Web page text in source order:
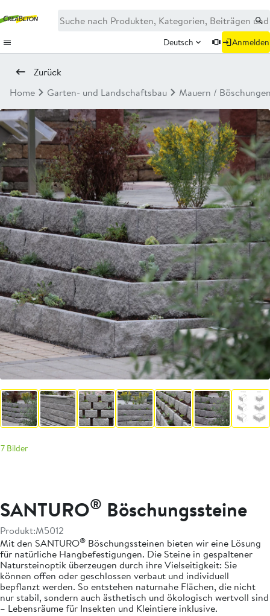
Deutsch Anmelden
Zurück
Home
Garten- und Landschaftsbau Mauern /
Neu
7 Bilder
SANTURO® Böschungssteine
Produkt:M5012
Mit den SANTURO® Böschungssteinen bieten wir eine Lösung
für natürliche Hangbefestigungen. Die Steine in gespaltener
Natursteinoptik überzeugen durch ihre Vielseitigkeit: Sie
können offen oder geschlossen verbaut und individuell
bepflanzt werden. So entstehen naturnahe Flächen, die nicht
nur stabil, sondern auch ästhetisch und ökologisch wertvoll sind
– Lebensräume für Insekten und Kleintiere inklusive.